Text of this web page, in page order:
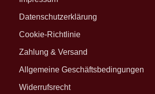
Datenschutzerklärung
Cookie-Richtlinie
Zahlung & Versand
Allgemeine Geschäftsbedingungen
Widerrufsrecht